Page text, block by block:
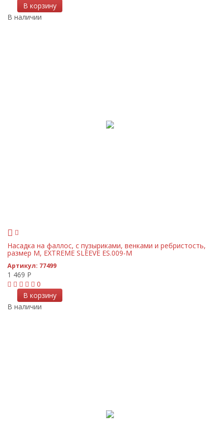
В корзину
В наличии
Насадка на фаллос, с пузыриками, венками и ребристость,
размер M, EXTREME SLEEVE ES.009-M
Артикул: 77499
1 469 Р
0
В корзину
В наличии